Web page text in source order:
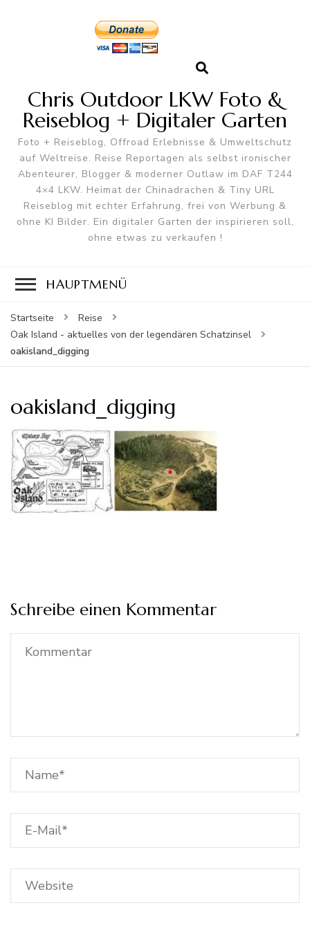
Chris Outdoor LKW Foto &
Reiseblog + Digitaler Garten
Foto + Reiseblog, Offroad Erlebnisse & Umweltschutz
auf Weltreise. Reise Reportagen als selbst ironischer
Abenteurer, Blogger & moderner Outlaw im DAF T244
4×4 LKW. Heimat der Chinadrachen & Tiny URL
Reiseblog mit echter Erfahrung, frei von Werbung &
ohne KI Bilder. Ein digitaler Garten der inspirieren soll,
ohne etwas zu verkaufen !
HAUPTMENÜ
Startseite
Reise
Oak Island - aktuelles von der legendären Schatzinsel
oakisland_digging
oakisland_digging
Schreibe einen Kommentar